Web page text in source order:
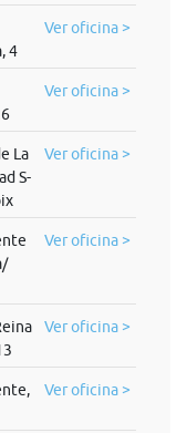
4
Ver oficina >
Ver oficina >
La
S-
Ver oficina >
Ver oficina >
Ver oficina >
Ver oficina >